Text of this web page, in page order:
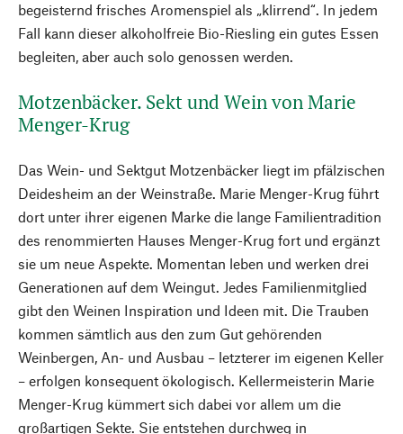
begeisternd frisches Aromenspiel als „klirrend“. In jedem
Fall kann dieser alkoholfreie Bio-Riesling ein gutes Essen
begleiten, aber auch solo genossen werden.
Motzenbäcker. Sekt und Wein von Marie
Menger-Krug
Das Wein- und Sektgut Motzenbäcker liegt im pfälzischen
Deidesheim an der Weinstraße. Marie Menger-Krug führt
dort unter ihrer eigenen Marke die lange Familientradition
des renommierten Hauses Menger-­Krug fort und ergänzt
sie um neue Aspekte. Momentan leben und werken drei
Generationen auf dem Weingut. Jedes Familienmitglied
gibt den Weinen Inspiration und Ideen mit. Die Trauben
kommen sämtlich aus den zum Gut gehörenden
Weinbergen, An- und Ausbau – letzterer im eigenen Keller
– erfolgen konsequent ökologisch. Kellermeisterin Marie
Menger-Krug kümmert sich dabei vor allem um die
großartigen Sekte. Sie entstehen durchweg in